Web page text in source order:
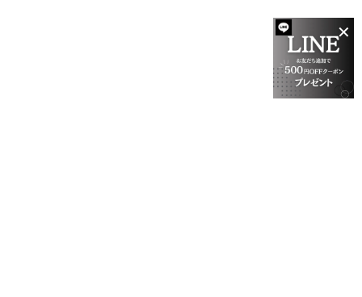
✕